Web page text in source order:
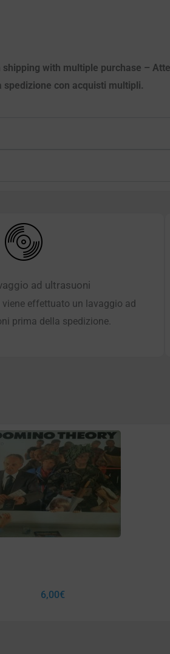
with multiple purchase –
con acquisti multipli.
ad ultrasuoni
effettuato un lavaggio ad
prima della spedizione.
6,00€